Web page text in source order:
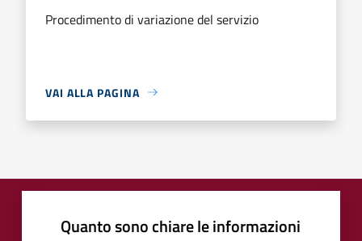
Procedimento di variazione del servizio
VAI ALLA PAGINA
Quanto sono chiare le informazioni